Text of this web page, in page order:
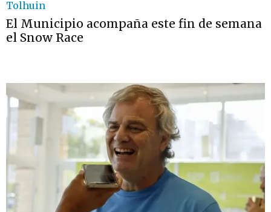
Tolhuin
El Municipio acompaña este fin de semana
el Snow Race